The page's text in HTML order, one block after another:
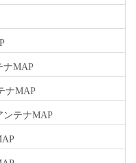
ナMAP
ナMAP
テナMAP